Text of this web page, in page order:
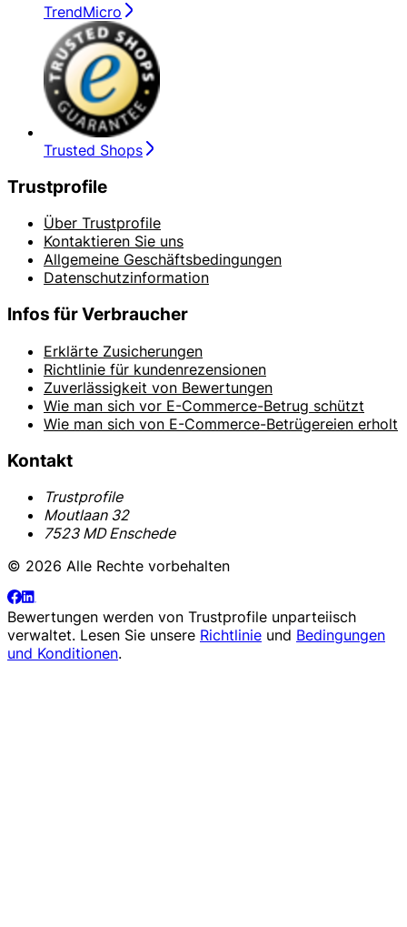
TrendMicro
Trusted Shops
Trustprofile
Über Trustprofile
Kontaktieren Sie uns
Allgemeine Geschäftsbedingungen
Datenschutzinformation
Infos für Verbraucher
Erklärte Zusicherungen
Richtlinie für kundenrezensionen
Zuverlässigkeit von Bewertungen
Wie man sich vor E-Commerce-Betrug schützt
Wie man sich von E-Commerce-Betrügereien erholt
Kontakt
Trustprofile
Moutlaan 32
7523 MD Enschede
© 2026 Alle Rechte vorbehalten
Bewertungen werden von Trustprofile unparteiisch
verwaltet. Lesen Sie unsere Richtlinie und Bedingungen
und Konditionen.